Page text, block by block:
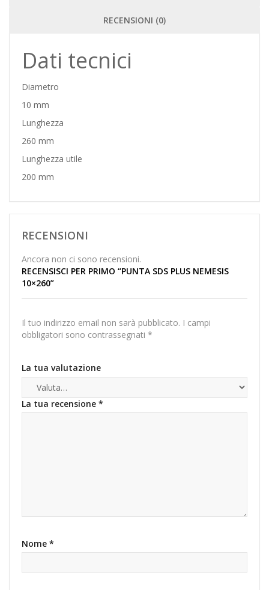
RECENSIONI (0)
Dati tecnici
Diametro
10 mm
Lunghezza
260 mm
Lunghezza utile
200 mm
RECENSIONI
Ancora non ci sono recensioni.
RECENSISCI PER PRIMO “PUNTA SDS PLUS NEMESIS
10×260”
Il tuo indirizzo email non sarà pubblicato. I campi
obbligatori sono contrassegnati *
La tua valutazione
La tua recensione *
Nome *